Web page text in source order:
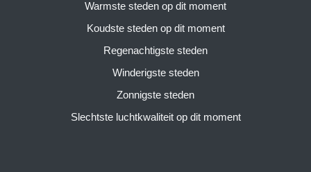
Warmste steden op dit moment
Koudste steden op dit moment
Regenachtigste steden
Winderigste steden
Zonnigste steden
Slechtste luchtkwaliteit op dit moment